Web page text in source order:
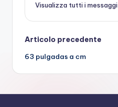
Visualizza tutti i messaggi
Navigazione
posticipata
Articolo precedente
63 pulgadas a cm